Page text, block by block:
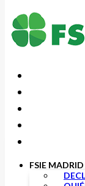
Saltar al
FSIE MADRID
29